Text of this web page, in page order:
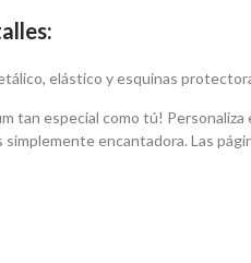
elástico y esquinas
tan especial como tú!
simplemente encantadora. Las